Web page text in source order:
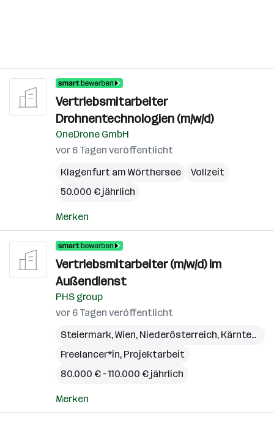
Vertriebsmitarbeiter
Drohnentechnologien (m/w/d)
OneDrone GmbH
vor 6 Tagen veröffentlicht
Klagenfurt am Wörthersee
Vollzeit
50.000 € jährlich
Merken
Vertriebsmitarbeiter (m/w/d) im
Außendienst
PHS group
vor 6 Tagen veröffentlicht
Steiermark,Wien, Niederösterreich, Kärnten
Freelancer*in, Projektarbeit
80.000 € – 110.000 € jährlich
Merken